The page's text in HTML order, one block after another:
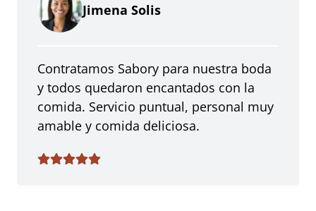
Jimena Solis
Contratamos Sabory para nuestra boda
y todos quedaron encantados con la
comida. Servicio puntual, personal muy
amable y comida deliciosa.